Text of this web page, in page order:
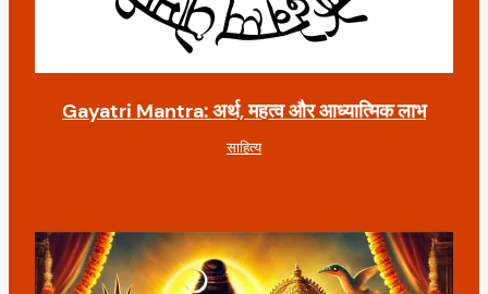
Gayatri Mantra: अर्थ, महत्व और आध्यात्मिक लाभ
साहित्य